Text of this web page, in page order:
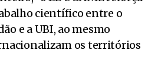
científico entre o
e a UBI, ao mesmo
os territórios